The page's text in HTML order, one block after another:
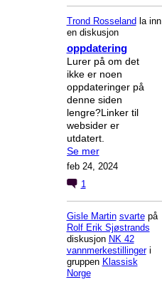
Trond Rosseland la inn
en diskusjon
oppdatering
Lurer på om det
ikke er noen
oppdateringer på
denne siden
lengre?Linker til
websider er
utdatert.
Se mer
feb 24, 2024
1
Gisle Martin svartepå
Rolf Erik Sjøstrands
diskusjon NK 42
vannmerkestillingeri
gruppen Klassisk
Norge